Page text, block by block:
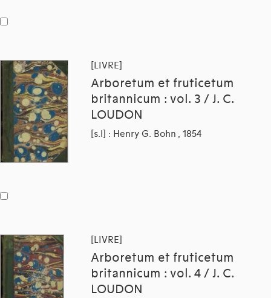
[LIVRE]
Arboretum et fruticetum
britannicum : vol. 3 / J. C.
LOUDON
[s.l] : Henry G. Bohn , 1854
[LIVRE]
Arboretum et fruticetum
britannicum : vol. 4 / J. C.
LOUDON